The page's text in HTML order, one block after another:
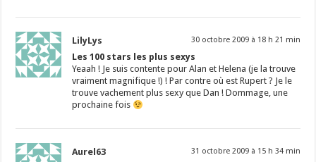
LilyLys 30 octobre 2009 à 18 h 21 min
Les 100 stars les plus sexys
Yeaah ! Je suis contente pour Alan et Helena (je la trouve
vraiment magnifique !) ! Par contre où est Rupert ? Je le
trouve vachement plus sexy que Dan ! Dommage, une
prochaine fois
Aurel63 31 octobre 2009 à 15 h 34 min